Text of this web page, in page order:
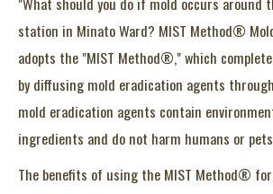
station in Minato Ward? MIST Method®
adopts the "MIST Method®," which
by diffusing mold eradication agents
mold eradication agents contain
ingredients and do not harm humans or
The benefits of using the MIST Method®